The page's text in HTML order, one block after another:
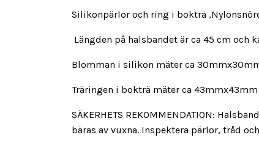
Silikonpärlor och ring i bokträ
Längden på halsbandet är ca 45 cm och
Blomman i silikon mäter ca
Träringen i bokträ mäter ca 43mmx43mm
SÄKERHETS REKOMMENDATION:
bäras av vuxna. Inspektera pärlor, tråd